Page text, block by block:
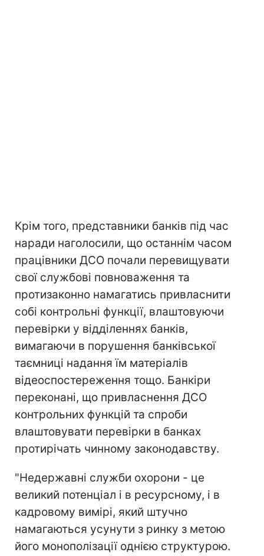
Крім того, представники банків під час
наради наголосили, що останнім часом
працівники ДСО почали перевищувати
свої службові повноваження та
протизаконно намагатись привласнити
собі контрольні функції, влаштовуючи
перевірки у відділеннях банків,
вимагаючи в порушення банківської
таємниці надання їм матеріалів
відеоспостереження тощо. Банкіри
переконані, що привласнення ДСО
контрольних функцій та спроби
влаштовувати перевірки в банках
протирічать чинному законодавству.
"Недержавні служби охорони - це
великий потенціал і в ресурсному, і в
кадровому вимірі, який штучно
намагаються усунути з ринку з метою
його монополізації однією структурою.